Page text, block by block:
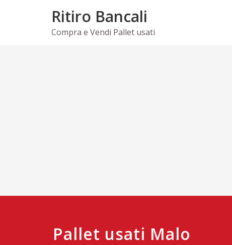
Ritiro Bancali
Compra e Vendi Pallet usati
Pallet usati Malo